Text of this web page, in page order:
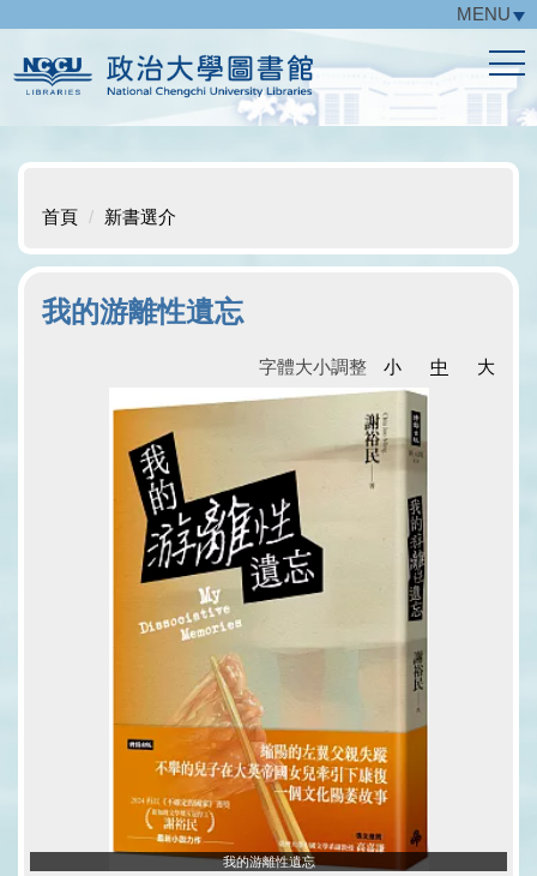
主
要
區
MENU
首頁 新書選介
我的游離性遺忘
字體大小調整 小 中 大
我的游離性遺忘